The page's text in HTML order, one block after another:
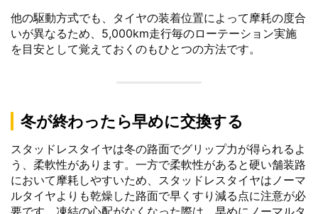
他の駆動方式でも、タイヤの装着位置によって摩耗の度合
いが異なるため、5,000km走行毎のローテーション実施
を目安として覚えておくのもひとつの方法です。
冬が終わったら早めに交換する
スタッドレスタイヤは冬の路面でグリップ力が得られるよ
う、柔軟性があります。一方で柔軟性があると硬い舗装路
において摩耗しやすいため、スタッドレスタイヤはノーマ
ルタイヤよりも乾燥した路面で早くすり減る点に注意が必